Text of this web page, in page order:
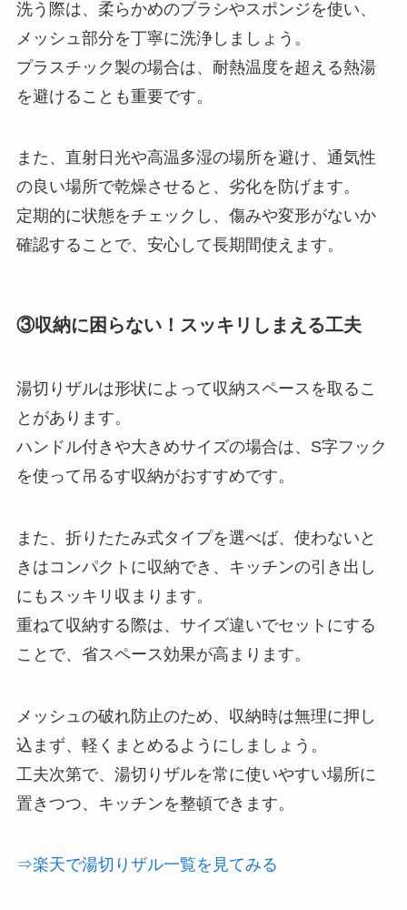
洗う際は、柔らかめのブラシやスポンジを使い、
メッシュ部分を丁寧に洗浄しましょう。
プラスチック製の場合は、耐熱温度を超える熱湯
を避けることも重要です。
また、直射日光や高温多湿の場所を避け、通気性
の良い場所で乾燥させると、劣化を防げます。
定期的に状態をチェックし、傷みや変形がないか
確認することで、安心して長期間使えます。
③収納に困らない！スッキリしまえる工夫
湯切りザルは形状によって収納スペースを取るこ
とがあります。
ハンドル付きや大きめサイズの場合は、S字フック
を使って吊るす収納がおすすめです。
また、折りたたみ式タイプを選べば、使わないと
きはコンパクトに収納でき、キッチンの引き出し
にもスッキリ収まります。
重ねて収納する際は、サイズ違いでセットにする
ことで、省スペース効果が高まります。
メッシュの破れ防止のため、収納時は無理に押し
込まず、軽くまとめるようにしましょう。
工夫次第で、湯切りザルを常に使いやすい場所に
置きつつ、キッチンを整頓できます。
⇒楽天で湯切りザル一覧を見てみる